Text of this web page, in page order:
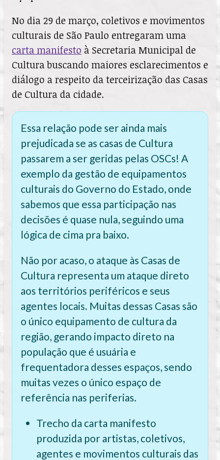
No dia 29 de março, coletivos e movimentos
culturais de São Paulo entregaram uma
carta manifesto à Secretaria Municipal de
Cultura buscando maiores esclarecimentos e
diálogo a respeito da terceirização das Casas
de Cultura da cidade.
Essa relação pode ser ainda mais
prejudicada se as casas de Cultura
passarem a ser geridas pelas OSCs! A
exemplo da gestão de equipamentos
culturais do Governo do Estado, onde
sabemos que essa participação nas
decisões é quase nula, seguindo uma
lógica de cima pra baixo.
Não por acaso, o ataque às Casas de
Cultura representa um ataque direto
aos territórios periféricos e seus
agentes locais. Muitas dessas Casas são
o único equipamento de cultura da
região, gerando impacto direto na
população que é usuária e
frequentadora desses espaços, sendo
muitas vezes o único espaço de
referência nas periferias.
Trecho da carta manifesto
produzida por artistas, coletivos,
agentes e movimentos culturais das